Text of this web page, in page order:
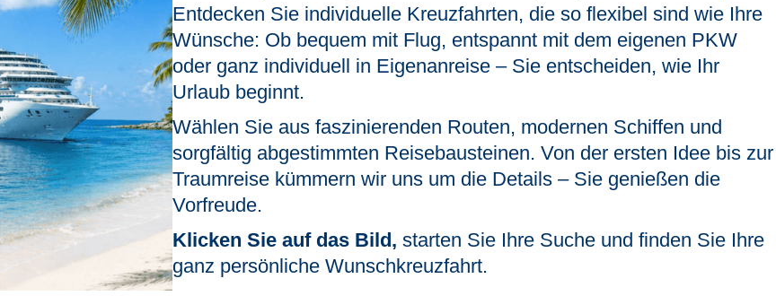
Entdecken Sie individuelle Kreuzfahrten, die so flexibel sind wie Ihre
Wünsche: Ob bequem mit Flug, entspannt mit dem eigenen PKW
oder ganz individuell in Eigenanreise – Sie entscheiden, wie Ihr
Urlaub beginnt.
Wählen Sie aus faszinierenden Routen, modernen Schiffen und
sorgfältig abgestimmten Reisebausteinen. Von der ersten Idee bis zur
Traumreise kümmern wir uns um die Details – Sie genießen die
Vorfreude.
Klicken Sie auf das Bild, starten Sie Ihre Suche und finden Sie Ihre
ganz persönliche Wunschkreuzfahrt.